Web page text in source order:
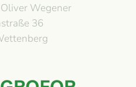
Wegener
36